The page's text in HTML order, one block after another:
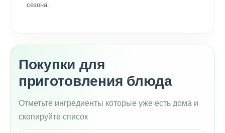
сезона.
Покупки для
приготовления блюда
Отметьте ингредиенты которые уже есть дома и
скопируйте список